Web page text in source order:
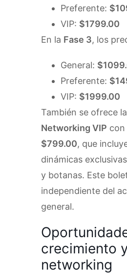
Preferente:
VIP: $1799.00
En la Fase 3, los
General:
Preferente:
VIP: $1999.00
También se ofrece
Networking VIP
$799.00, que
dinámicas
y botanas. Este
independiente del
general.
crecimiento
networking